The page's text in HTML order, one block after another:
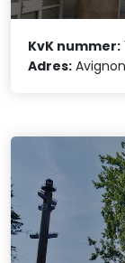
KvK nummer:
Adres: